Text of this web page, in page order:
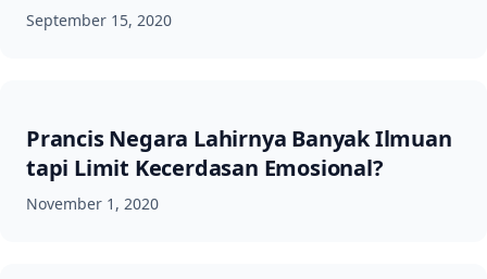
September 15, 2020
Prancis Negara Lahirnya Banyak Ilmuan
tapi Limit Kecerdasan Emosional?
November 1, 2020